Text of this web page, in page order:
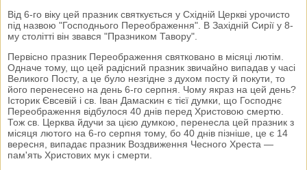
Від 6-го віку цей празник святкується у Східній Церкві урочисто
під назвою "Господнього Переображення". В Західній Сирії у 8-
му столітті він звався "Празником Тавору".
Первісно празник Переображення святковано в місяці лютім.
Одначе тому, що цей радісний празник звичайно випадав у часі
Великого Посту, а це було незгідне з духом посту й покути, то
його перенесено на день 6-го серпня. Чому якраз на цей день?
Історик Євсевій і св. Іван Дамаскин є тієї думки, що Господнє
Переображення відбулося 40 днів перед Христовою смертю.
Тож св. Церква йдучи за цією думкою, перенесла цей празник з
місяця лютого на 6-го серпня тому, бо 40 днів пізніше, це є 14
вересня, випадає празник Воздвиження Чесного Хреста —
пам'ять Христових мук і смерти.